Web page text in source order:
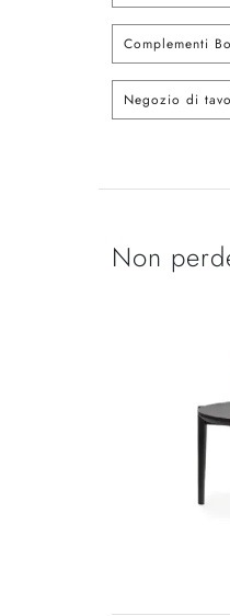
Complementi
Negozio di
Non